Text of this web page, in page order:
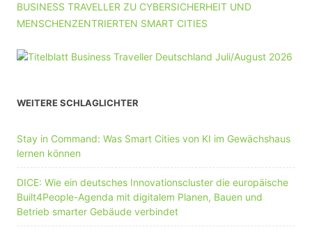
BUSINESS TRAVELLER ZU CYBERSICHERHEIT UND
MENSCHENZENTRIERTEN SMART CITIES
WEITERE SCHLAGLICHTER
Stay in Command: Was Smart Cities von KI im Gewächshaus
lernen können
DICE: Wie ein deutsches Innovationscluster die europäische
Built4People-Agenda mit digitalem Planen, Bauen und
Betrieb smarter Gebäude verbindet